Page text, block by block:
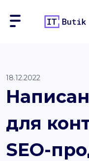
Сайты
Интернет-
Блоки
На заказ
18.12.2022
для
SEO-